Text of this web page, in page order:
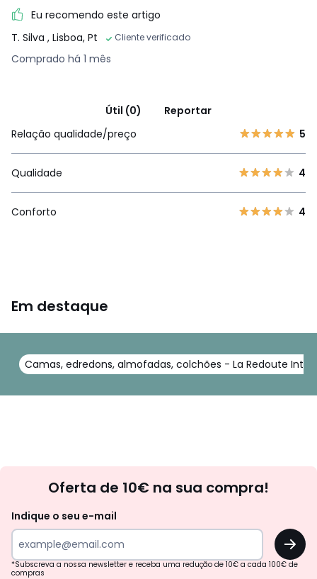
Eu recomendo este artigo
T. Silva , Lisboa, Pt Cliente verificado
Comprado há 1 mês
Útil (0)
Reportar
Relação qualidade/preço
5
Qualidade 4
Conforto 4
Em destaque
Camas, edredons, almofadas, colchões - La Redoute
Oferta de 10€ na sua compra!
Indique o seu e-mail
OK
*Subscreva a nossa newsletter e receba uma redução de 10€ a cada 100€ de
compras